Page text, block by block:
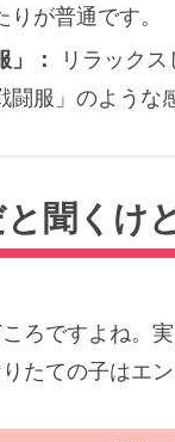
が普通です。
」：
リラック
闘服」のような
聞くけ
ろですよね。
たての子はエ